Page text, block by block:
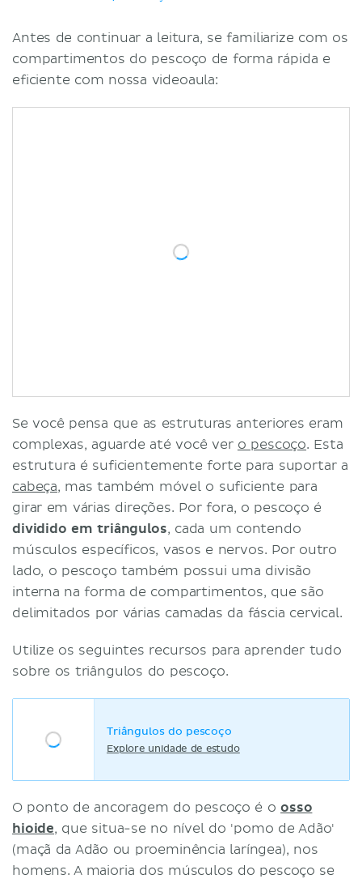
Antes de continuar a leitura, se familiarize com os
compartimentos do pescoço de forma rápida e
eficiente com nossa videoaula:
Se você pensa que as estruturas anteriores eram
complexas, aguarde até você ver o pescoço. Esta
estrutura é suficientemente forte para suportar a
cabeça, mas também móvel o suficiente para
girar em várias direções. Por fora, o pescoço é
dividido em triângulos, cada um contendo
músculos específicos, vasos e nervos. Por outro
lado, o pescoço também possui uma divisão
interna na forma de compartimentos, que são
delimitados por várias camadas da fáscia cervical.
Utilize os seguintes recursos para aprender tudo
sobre os triângulos do pescoço.
Triângulos do pescoço
Explore unidade de estudo
O ponto de ancoragem do pescoço é oosso
hioide, que situa-se no nível do 'pomo de Adão'
(maçã da Adão ou proeminência laríngea), nos
homens. A maioria dos músculos do pescoço se